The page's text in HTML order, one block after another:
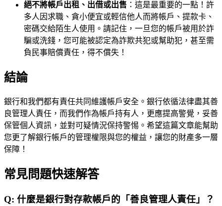
絕不將帳戶出租、出借或出售 ：這是最重要的一點！許
多人因求職、貪小便宜或輕信他人而將帳戶、提款卡、
密碼交給陌生人使用。請記住，一旦您的帳戶被用於詐
騙或洗錢，您可能被認定為詐欺共犯或幫助犯，甚至需
負民事賠償責任，得不償失！
結論
銀行和我們都有責任共同維護帳戶安全。銀行依循法律盡其善
良管理人責任，而我們作為帳戶持有人，更應提高警覺，妥善
保管個人資訊，並對可疑情況保持警惕。希望這篇文章能幫助
您更了解銀行帳戶的管理權限與您的權益，讓您的財產多一層
保障！
常見問題快速解答
Q: 什麼是銀行對存款帳戶的「善良管理人責任」？